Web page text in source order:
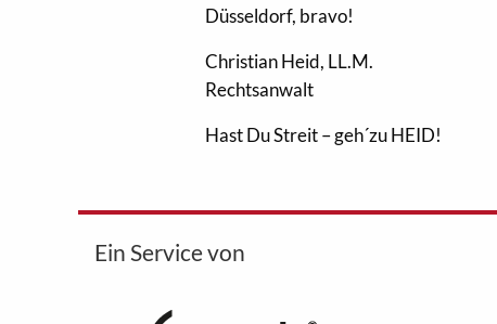
Düsseldorf, bravo!
Christian Heid, LL.M.
Rechtsanwalt
Hast Du Streit – geh´zu HEID!
Ein Service von